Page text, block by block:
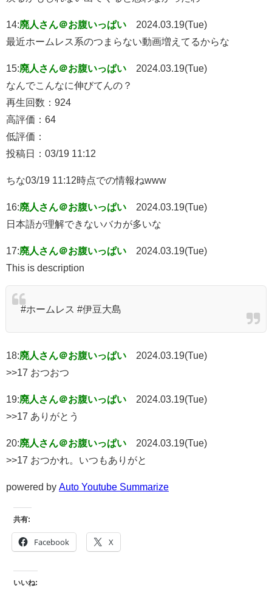
14:廃人さん＠お腹いっぱい
2024.03.19(Tue)
最近ホームレス系のつまらない動画増えてるからな
15:廃人さん＠お腹いっぱい
2024.03.19(Tue)
なんでこんなに伸びてんの？
再生回数：924
高評価：64
低評価：
投稿日：03/19 11:12
ちな03/19 11:12時点での情報ねwww
16:廃人さん＠お腹いっぱい
2024.03.19(Tue)
日本語が理解できないバカが多いな
17:廃人さん＠お腹いっぱい
2024.03.19(Tue)
This is description
#ホームレス #伊豆大島
18:廃人さん＠お腹いっぱい
2024.03.19(Tue)
>>17 おつおつ
19:廃人さん＠お腹いっぱい
2024.03.19(Tue)
>>17 ありがとう
20:廃人さん＠お腹いっぱい
2024.03.19(Tue)
>>17 おつかれ。いつもありがと
powered by Auto Youtube Summarize
共有:
Facebook X
いいね: